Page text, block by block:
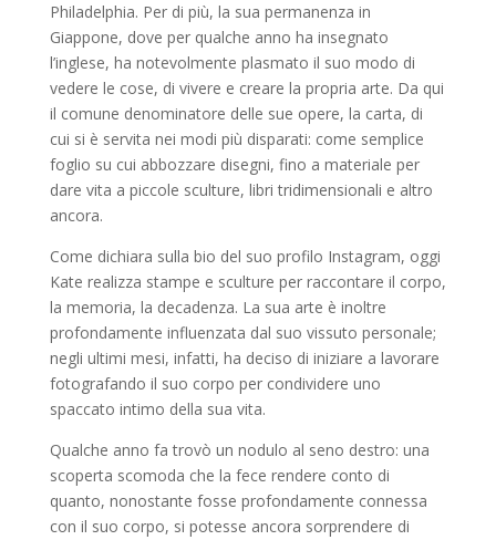
Philadelphia. Per di più, la sua permanenza in
Giappone, dove per qualche anno ha insegnato
l’inglese, ha notevolmente plasmato il suo modo di
vedere le cose, di vivere e creare la propria arte. Da qui
il comune denominatore delle sue opere, la carta, di
cui si è servita nei modi più disparati: come semplice
foglio su cui abbozzare disegni, fino a materiale per
dare vita a piccole sculture, libri tridimensionali e altro
ancora.
Come dichiara sulla bio del suo profilo Instagram, oggi
Kate realizza stampe e sculture per raccontare il corpo,
la memoria, la decadenza. La sua arte è inoltre
profondamente influenzata dal suo vissuto personale;
negli ultimi mesi, infatti, ha deciso di iniziare a lavorare
fotografando il suo corpo per condividere uno
spaccato intimo della sua vita.
Qualche anno fa trovò un nodulo al seno destro: una
scoperta scomoda che la fece rendere conto di
quanto, nonostante fosse profondamente connessa
con il suo corpo, si potesse ancora sorprendere di